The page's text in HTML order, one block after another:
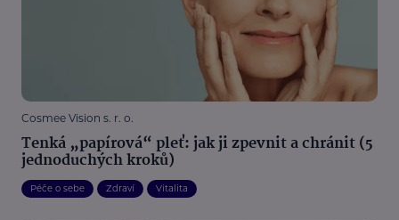
Cosmee Vision s. r. o.
Tenká „papírová“ pleť: jak ji zpevnit a chránit (5
jednoduchých kroků)
Péče o sebe Zdraví Vitalita